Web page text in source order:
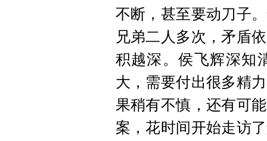
不断，甚至要动刀子
兄弟二人多次，矛盾
积越深。侯飞辉深知
大，需要付出很多精
果稍有不慎，还有可
案，花时间开始走访